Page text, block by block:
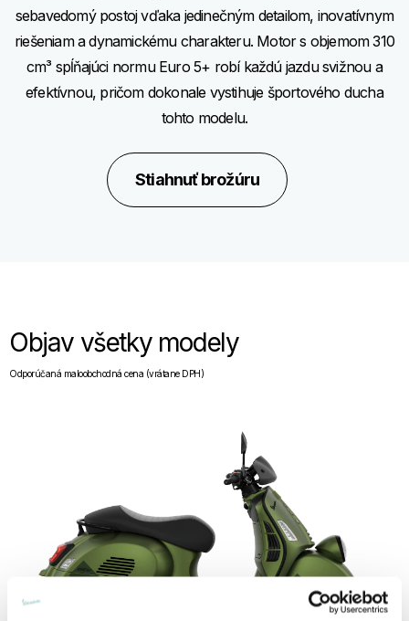
sebavedomý postoj vďaka jedinečným detailom, inovatívnym
riešeniam a dynamickému charakteru. Motor s objemom 310
cm³ spĺňajúci normu Euro 5+ robí každú jazdu svižnou a
efektívnou, pričom dokonale vystihuje športového ducha
tohto modelu.
Stiahnuť brožúru
Objav všetky modely
Odporúčaná maloobchodná cena (vrátane DPH)